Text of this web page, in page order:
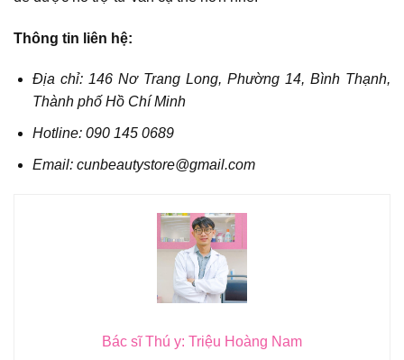
Thông tin liên hệ:
Địa chỉ: 146 Nơ Trang Long, Phường 14, Bình Thạnh,
Thành phố Hồ Chí Minh
Hotline: 090 145 0689
Email: cunbeautystore@gmail.com
Bác sĩ Thú y: Triệu Hoàng Nam